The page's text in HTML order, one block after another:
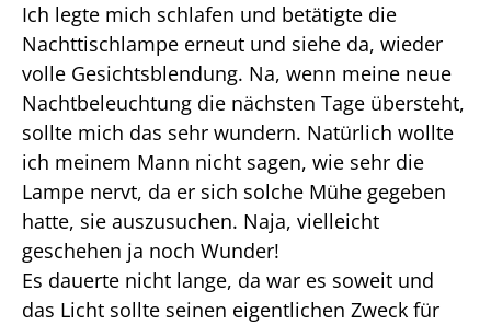
Ich legte mich schlafen und betätigte die
Nachttischlampe erneut und siehe da, wieder
volle Gesichtsblendung. Na, wenn meine neue
Nachtbeleuchtung die nächsten Tage übersteht,
sollte mich das sehr wundern. Natürlich wollte
ich meinem Mann nicht sagen, wie sehr die
Lampe nervt, da er sich solche Mühe gegeben
hatte, sie auszusuchen. Naja, vielleicht
geschehen ja noch Wunder!
Es dauerte nicht lange, da war es soweit und
das Licht sollte seinen eigentlichen Zweck für